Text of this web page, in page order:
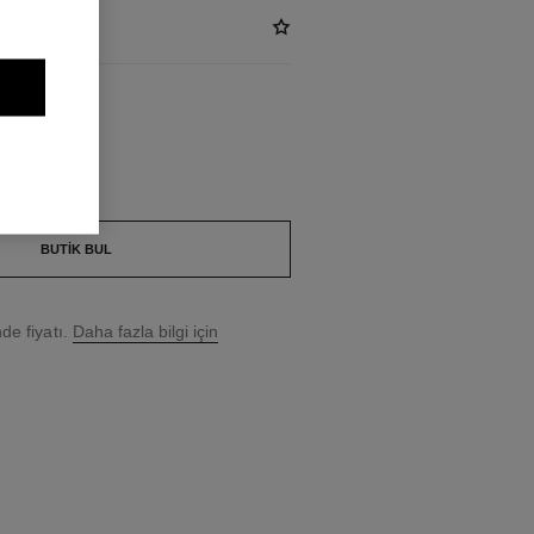
BUTIK BUL
fiyatı. Daha fazla bilgi için